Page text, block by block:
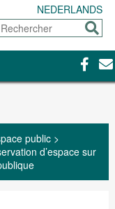
NEDERLANDS
public>
d’espace sur